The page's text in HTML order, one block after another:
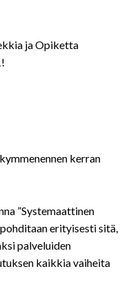
ja Opiketta
kerran
”Systemaattinen
erityisesti sitä,
palveluiden
kaikkia vaiheita